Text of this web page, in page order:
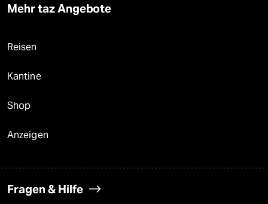
Mehr taz Angebote
Reisen
Kantine
Shop
Anzeigen
Fragen & Hilfe